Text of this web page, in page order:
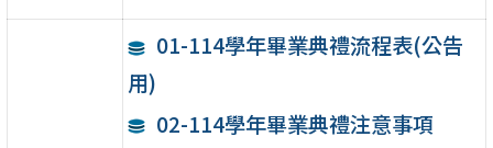
01-114學年畢業典禮流程表(公告
用)
02-114學年畢業典禮注意事項